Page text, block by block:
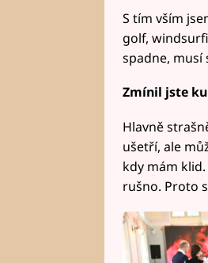
S tím vším
golf,
spadne, musí
Zmínil jste
Hlavně
ušetří, ale
kdy mám
rušno. Proto